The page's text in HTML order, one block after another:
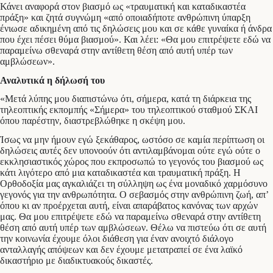
Κάνει αναφορά στον βιασμό ως «τραυματική και καταδικαστέα
πράξη» και ζητά συγνώμη «από οποιαδήποτε ανθρώπινη ύπαρξη
ένιωσε αδικημένη από τις δηλώσεις μου και σε κάθε γυναίκα ή άνδρα
που έχει πέσει θύμα βιασμού». Και λέει: «Θα μου επιτρέψετε εδώ να
παραμείνω σθεναρά στην αντίθετη θέση από αυτή υπέρ των
αμβλώσεων».
Αναλυτικά η δήλωσή του
«Μετά λύπης μου διαπιστώνω ότι, σήμερα, κατά τη διάρκεια της
τηλεοπτικής εκπομπής «Σήμερα» του τηλεοπτικού σταθμού ΣΚΑΙ
όπου παρέστην, διαστρεβλώθηκε η σκέψη μου.
Ίσως να μην ήμουν εγώ ξεκάθαρος, ωστόσο σε καμία περίπτωση οι
δηλώσεις αυτές δεν υπονοούν ότι αντιλαμβάνομαι ούτε εγώ ούτε ο
εκκλησιαστικός χώρος που εκπροσωπώ το γεγονός του βιασμού ως
κάτι λιγότερο από μια καταδικαστέα και τραυματική πράξη. Η
Ορθοδοξία μας αγκαλιάζει τη σύλληψη ως ένα μοναδικό χαρμόσυνο
γεγονός για την ανθρωπότητα. Ο σεβασμός στην ανθρώπινη ζωή, απ’
όπου κι αν προέρχεται αυτή, είναι απαράβατος κανόνας των αρχών
μας. Θα μου επιτρέψετε εδώ να παραμείνω σθεναρά στην αντίθετη
θέση από αυτή υπέρ των αμβλώσεων. Θέλω να πιστεύω ότι σε αυτή
την κοινωνία έχουμε όλοι διάθεση για έναν ανοιχτό διάλογο
ανταλλαγής απόψεων και δεν έχουμε μετατραπεί σε ένα λαϊκό
δικαστήριο με διαδικτυακούς δικαστές.